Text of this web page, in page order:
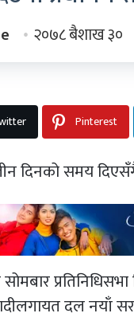
२०७८ बैशाख ३०
Pinterest
तीन दिनको समय
दल नयाँ